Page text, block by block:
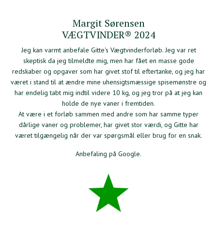
Margit Sørensen
VÆGTVINDER® 2024
Jeg kan varmt anbefale Gitte's Vægtvinderforløb. Jeg var ret
skeptisk da jeg tilmeldte mig, men har fået en masse gode
redskaber og opgaver som har givet stof til eftertanke, og jeg har
været i stand til at ændre mine uhensigtsmæssige spisemønstre og
har endelig tabt mig indtil videre 10 kg, og jeg tror på at jeg kan
holde de nye vaner i fremtiden.
At være i et forløb sammen med andre som har samme typer
dårlige vaner og problemer, har givet stor værdi, og Gitte har
været tilgængelig når der var spørgsmål eller brug for en snak.
Anbefaling på Google.